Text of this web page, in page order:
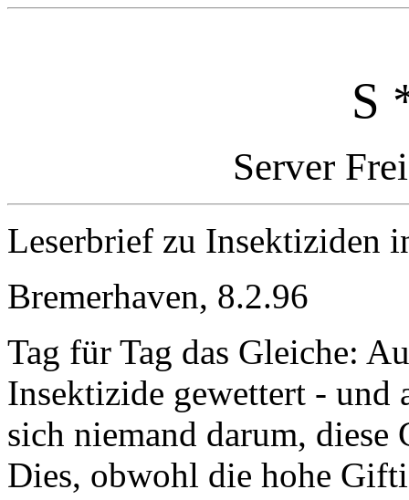
S
Server
Leserbrief zu Insektiziden
Bremerhaven, 8.2.96
Tag für Tag das Gleiche:
Insektizide gewettert - und
sich niemand darum, diese
Dies, obwohl die hohe